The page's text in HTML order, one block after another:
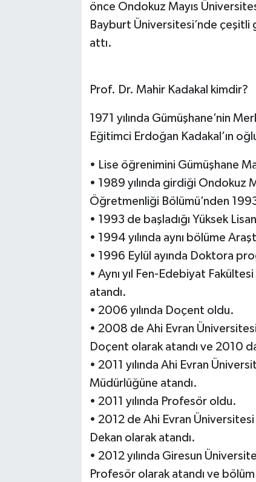
önce Ondokuz Mayıs
Bayburt Üniversitesi’nde çeşitli
attı.
Prof. Dr. Mahir Kadakal kimdir?
1971 yılında Gümüşhane’nin
Eğitimci Erdoğan Kadakal’ın
• Lise öğrenimini Gümüşhane
• 1989 yılında girdiği Ondokuz
Öğretmenliği Bölümü’nden
• 1993 de başladığı Yüksek
• 1994 yılında aynı bölüme
• 1996 Eylül ayında Doktora
• Aynı yıl Fen-Edebiyat
atandı.
• 2006 yılında Doçent oldu.
• 2008 de Ahi Evran
Doçent olarak atandı ve 2010
• 2011 yılında Ahi Evran
Müdürlüğüne atandı.
• 2011 yılında Profesör oldu.
• 2012 de Ahi Evran
Dekan olarak atandı.
• 2012 yılında Giresun
Profesör olarak atandı ve